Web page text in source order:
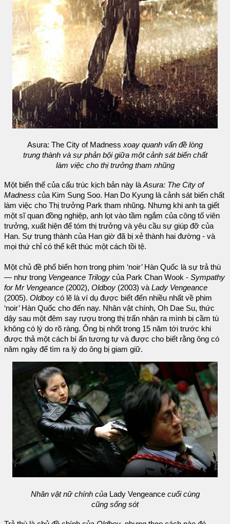
Asura: The City of Madness xoay quanh vấn đề lòng
trung thành và sự phản bội giữa một cảnh sát biến chất
làm việc cho thị trưởng tham nhũng
Một biến thể của cấu trúc kịch bản này là Asura: The City of
Madness của Kim Sung Soo. Han Do Kyung là cảnh sát biến chất
làm việc cho Thị trưởng Park tham nhũng. Nhưng khi anh ta giết
một sĩ quan đồng nghiệp, anh lọt vào tầm ngắm của công tố viên
trưởng, xuất hiện để tóm thị trưởng và yêu cầu sự giúp đỡ của
Han. Sự trung thành của Han giờ đã bị xẻ thành hai đường - và
mọi thứ chỉ có thể kết thúc một cách tồi tệ.
Một chủ đề phổ biến hơn trong phim ‘noir’ Hàn Quốc là sự trả thù
— như trong Vengeance Trilogy của Park Chan Wook - Sympathy
for Mr Vengeance (2002), Oldboy (2003) và Lady Vengeance
(2005). Oldboy có lẽ là ví dụ được biết đến nhiều nhất về phim
‘noir’ Hàn Quốc cho đến nay. Nhân vật chính, Oh Dae Su, thức
dậy sau một đêm say rượu trong thị trấn nhận ra mình bị cầm tù
không có lý do rõ ràng. Ông bị nhốt trong 15 năm tới trước khi
được thả một cách bí ẩn tương tự và được cho biết rằng ông có
năm ngày để tìm ra lý do ông bị giam giữ.
Nhân vật nữ chính của Lady Vengeancecuối cùng
cũng sống sót